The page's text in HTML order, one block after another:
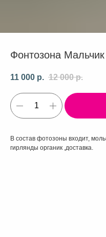
Фонтозона
11 000 р. 12 000 р.
В состав фотозоны входит,
гирлянды органик ,доставка.